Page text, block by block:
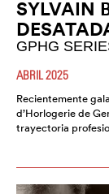
SYLVAIN
GPHG
ABRIL 2025
Recientemente
d’Horlogerie de
trayectoria